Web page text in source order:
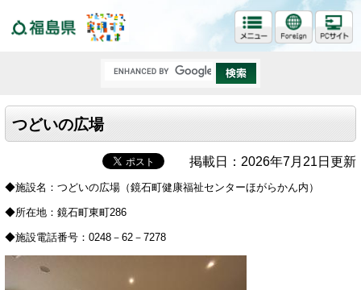
つどいの広場
掲載日：2026年7月21日更新
◆施設名：つどいの広場（鏡石町健康福祉センターほがらかん内）
◆所在地：鏡石町東町286
◆施設電話番号：0248－62－7278